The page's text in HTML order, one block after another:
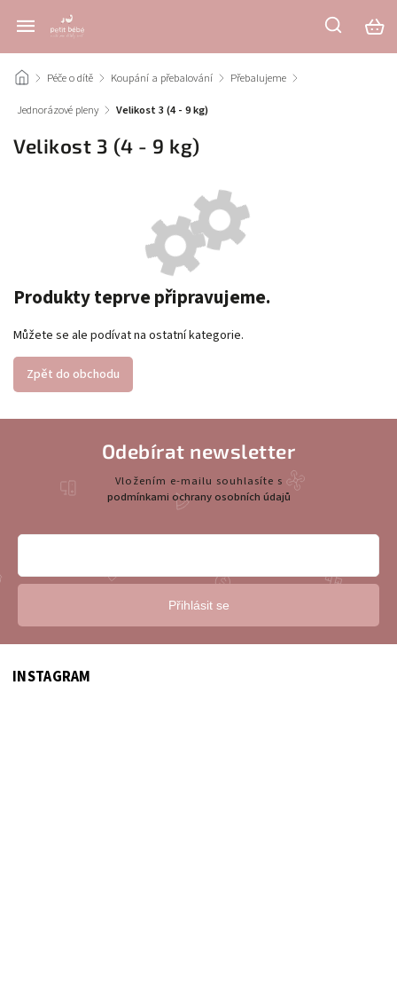
/ Péče o dítě / Koupání a přebalování / Přebalujeme /
Jednorázové pleny / Velikost 3 (4 - 9 kg)
Velikost 3 (4 - 9 kg)
Produkty teprve připravujeme.
Můžete se ale podívat na ostatní kategorie.
Zpět do obchodu
INSTAGRAM
Odebírat newsletter
Vložením e-mailu souhlasíte s
podmínkami ochrany osobních údajů
Přihlásit se